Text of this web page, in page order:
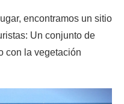
encontramos un sitio
Un conjunto de
con la vegetación